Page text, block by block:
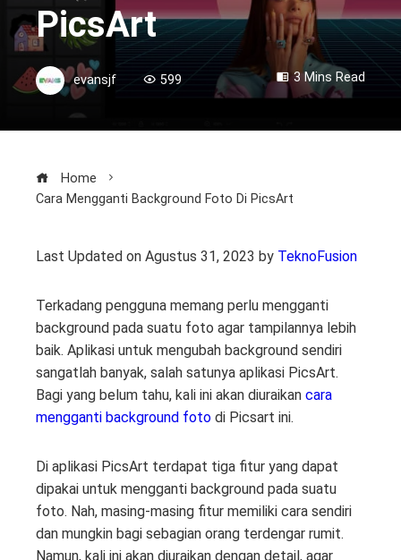
PicsArt
evansjf 599 3 Mins Read
Home
Cara Mengganti Background Foto Di PicsArt
Last Updated on Agustus 31, 2023 by TeknoFusion
Terkadang pengguna memang perlu mengganti
background pada suatu foto agar tampilannya lebih
baik. Aplikasi untuk mengubah background sendiri
sangatlah banyak, salah satunya aplikasi PicsArt.
Bagi yang belum tahu, kali ini akan diuraikan cara
mengganti background foto di Picsart ini.
Di aplikasi PicsArt terdapat tiga fitur yang dapat
dipakai untuk mengganti background pada suatu
foto. Nah, masing-masing fitur memiliki cara sendiri
dan mungkin bagi sebagian orang terdengar rumit.
Namun, kali ini akan diuraikan dengan detail, agar